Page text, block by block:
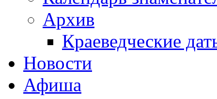
Архив
Краеведческие
Новости
Афиша